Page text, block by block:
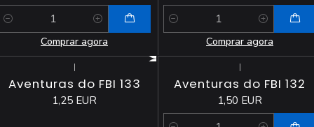
Comprar agora
Quantidade
Comprar agora
|
Aventuras do FBI 133
1,25 EUR
|
Aventuras do FBI 132
1,50 EUR